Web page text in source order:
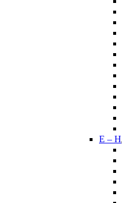
E – H